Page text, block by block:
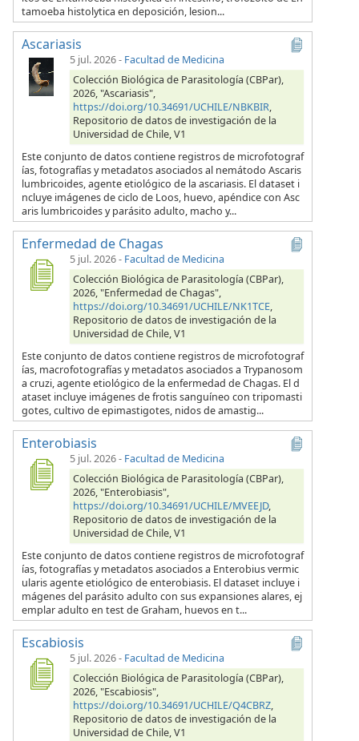
tamoeba histolytica en deposición, lesion...
Ascariasis
5 jul. 2026- Facultad de Medicina
Colección Biológica de Parasitología (CBPar),
2026, "Ascariasis",
https://doi.org/10.34691/UCHILE/NBKBIR,
Repositorio de datos de investigación de la
Universidad de Chile, V1
Este conjunto de datos contiene registros de microfotograf
ías, fotografías y metadatos asociados al nemátodo Ascaris
lumbricoides, agente etiológico de la ascariasis. El dataset i
ncluye imágenes de ciclo de Loos, huevo, apéndice con Asc
aris lumbricoides y parásito adulto, macho y...
Enfermedad de Chagas
5 jul. 2026- Facultad de Medicina
Colección Biológica de Parasitología (CBPar),
2026, "Enfermedad de Chagas",
https://doi.org/10.34691/UCHILE/NK1TCE,
Repositorio de datos de investigación de la
Universidad de Chile, V1
Este conjunto de datos contiene registros de microfotograf
ías, macrofotografías y metadatos asociados a Trypanosom
a cruzi, agente etiológico de la enfermedad de Chagas. El d
ataset incluye imágenes de frotis sanguíneo con tripomasti
gotes, cultivo de epimastigotes, nidos de amastig...
Enterobiasis
5 jul. 2026- Facultad de Medicina
Colección Biológica de Parasitología (CBPar),
2026, "Enterobiasis",
https://doi.org/10.34691/UCHILE/MVEEJD,
Repositorio de datos de investigación de la
Universidad de Chile, V1
Este conjunto de datos contiene registros de microfotograf
ías, fotografías y metadatos asociados a Enterobius vermic
ularis agente etiológico de enterobiasis. El dataset incluye i
mágenes del parásito adulto con sus expansiones alares, ej
emplar adulto en test de Graham, huevos en t...
Escabiosis
5 jul. 2026- Facultad de Medicina
Colección Biológica de Parasitología (CBPar),
2026, "Escabiosis",
https://doi.org/10.34691/UCHILE/Q4CBRZ,
Repositorio de datos de investigación de la
Universidad de Chile, V1